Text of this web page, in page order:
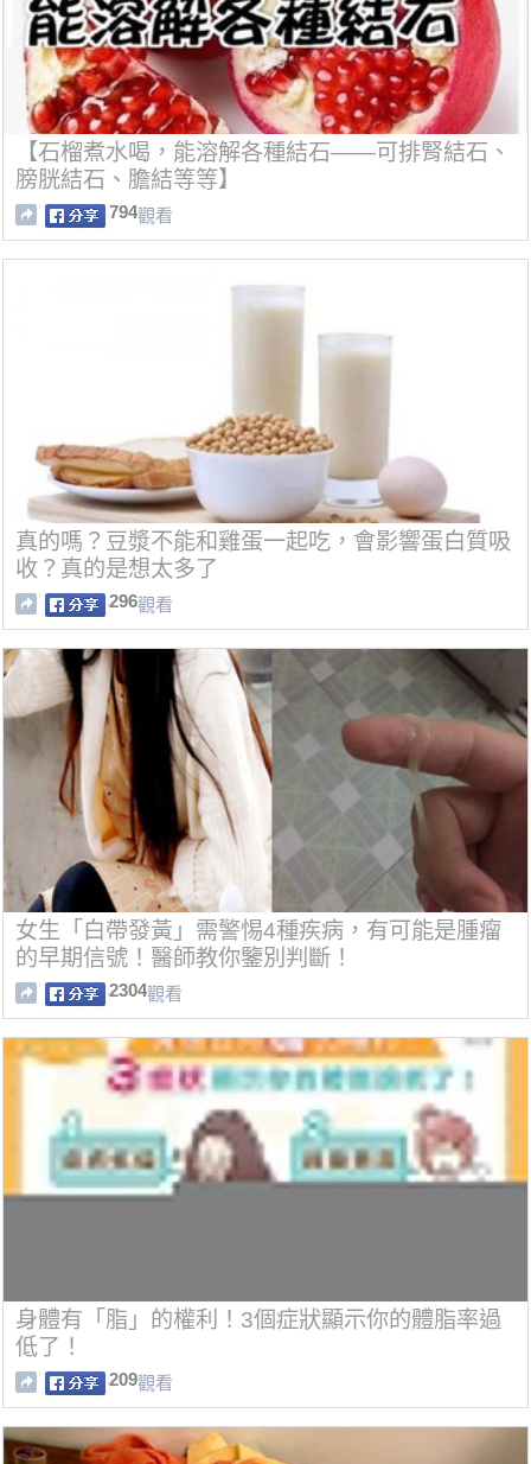
【石榴煮水喝，能溶解各種結石——可排腎結石、
膀胱結石、膽結等等】
794觀看
真的嗎？豆漿不能和雞蛋一起吃，會影響蛋白質吸
收？真的是想太多了
296觀看
女生「白帶發黃」需警惕4種疾病，有可能是腫瘤
的早期信號！醫師教你鑒別判斷！
2304觀看
身體有「脂」的權利！3個症狀顯示你的體脂率過
低了！
209觀看